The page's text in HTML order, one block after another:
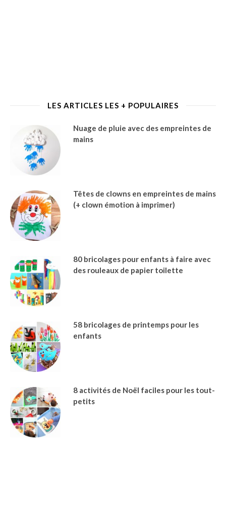
LES ARTICLES LES + POPULAIRES
Nuage de pluie avec des empreintes de
mains
Têtes de clowns en empreintes de mains
(+ clown émotion à imprimer)
80 bricolages pour enfants à faire avec
des rouleaux de papier toilette
58 bricolages de printemps pour les
enfants
8 activités de Noël faciles pour les tout-
petits